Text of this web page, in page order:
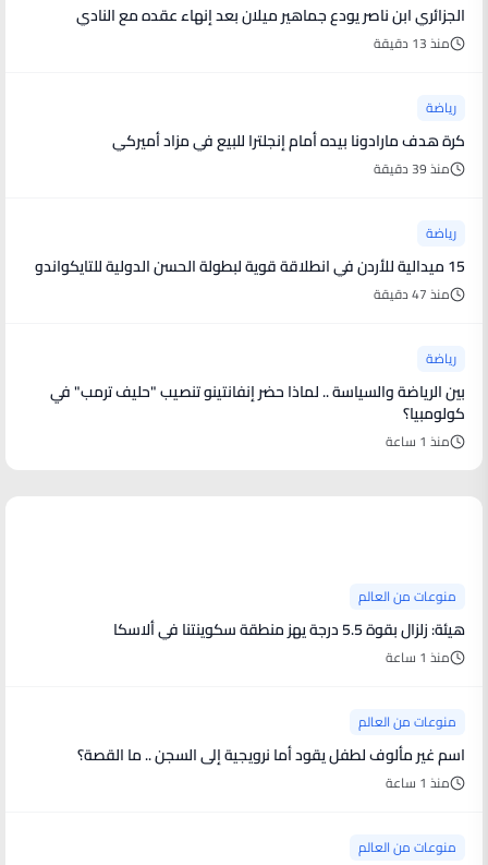
الجزائري ابن ناصر يودع جماهير ميلان بعد إنهاء عقده مع النادي
منذ 13 دقيقة
رياضة
كرة هدف مارادونا بيده أمام إنجلترا للبيع في مزاد أميركي
منذ 39 دقيقة
رياضة
15 ميدالية للأردن في انطلاقة قوية لبطولة الحسن الدولية للتايكواندو
منذ 47 دقيقة
رياضة
بين الرياضة والسياسة .. لماذا حضر إنفانتينو تنصيب "حليف ترمب" في
كولومبيا؟
منذ 1 ساعة
منوعات من العالم
هيئة: زلزال بقوة 5.5 درجة يهز منطقة سكوينتنا في ألاسكا
منذ 1 ساعة
منوعات من العالم
اسم غير مألوف لطفل يقود أما نرويجية إلى السجن .. ما القصة؟
منذ 1 ساعة
منوعات من العالم